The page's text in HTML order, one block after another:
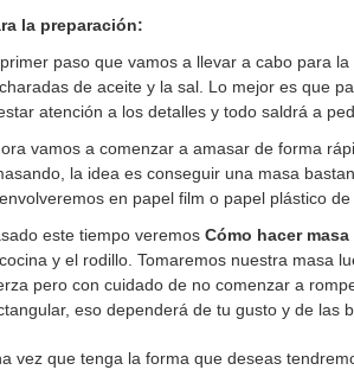
la preparación:
paso que vamos a llevar a cabo para
de aceite y la sal. Lo mejor es que
atención a los detalles y todo saldrá a
vamos a comenzar a amasar de forma
la idea es conseguir una masa
en papel film o papel plástico
este tiempo veremos Cómo hacer masa
y el rodillo. Tomaremos nuestra masa
pero con cuidado de no comenzar a
eso dependerá de tu gusto y de las
vez que tenga la forma que deseas